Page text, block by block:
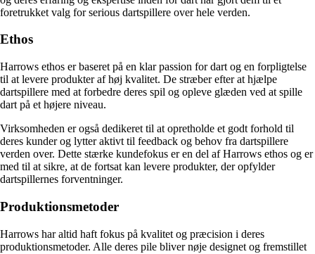
foretrukket valg for serious dartspillere over hele verden.
Ethos
Harrows ethos er baseret på en klar passion for dart og en forpligtelse
til at levere produkter af høj kvalitet. De stræber efter at hjælpe
dartspillere med at forbedre deres spil og opleve glæden ved at spille
dart på et højere niveau.
Virksomheden er også dedikeret til at opretholde et godt forhold til
deres kunder og lytter aktivt til feedback og behov fra dartspillere
verden over. Dette stærke kundefokus er en del af Harrows ethos og er
med til at sikre, at de fortsat kan levere produkter, der opfylder
dartspillernes forventninger.
Produktionsmetoder
Harrows har altid haft fokus på kvalitet og præcision i deres
produktionsmetoder. Alle deres pile bliver nøje designet og fremstillet